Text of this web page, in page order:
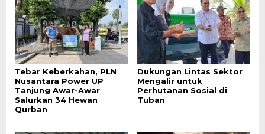
Tebar Keberkahan, PLN
Nusantara Power UP
Tanjung Awar-Awar
Salurkan 34 Hewan
Qurban
Dukungan Lintas Sektor
Mengalir untuk
Perhutanan Sosial di
Tuban